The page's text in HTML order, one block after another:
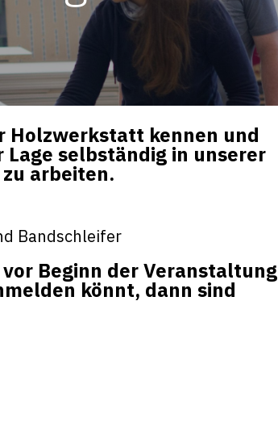
Holzwerkstatt kennen und
selbständig in unserer
arbeiten.
Bandschleifer
Beginn der Veranstaltung
könnt, dann sind